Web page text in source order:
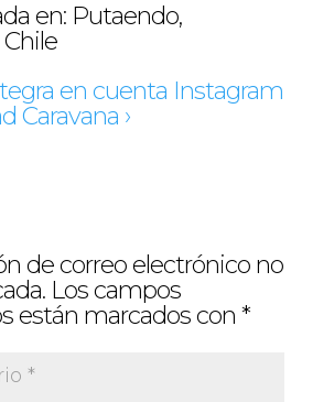
en: Putaendo,
Chile
en cuenta Instagram
Caravana ›
de correo electrónico no
Los campos
están marcados con *